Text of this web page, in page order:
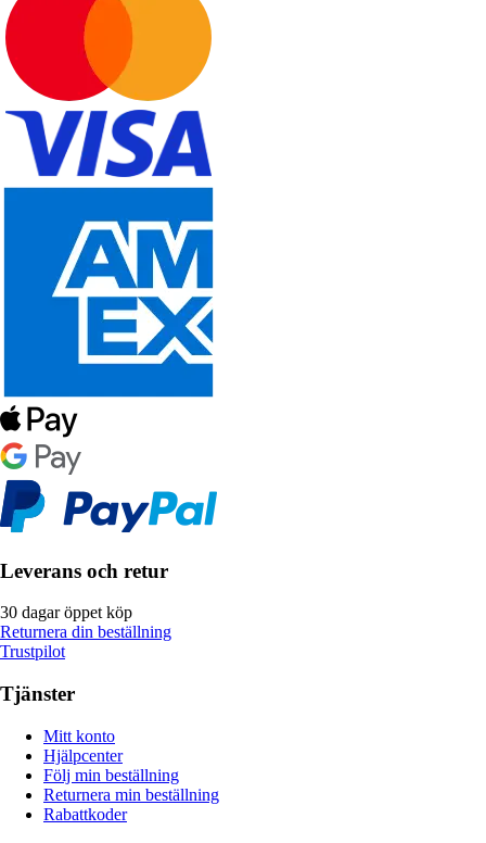
Leverans och retur
30 dagar öppet köp
Returnera din beställning
Trustpilot
Tjänster
Mitt konto
Hjälpcenter
Följ min beställning
Returnera min beställning
Rabattkoder